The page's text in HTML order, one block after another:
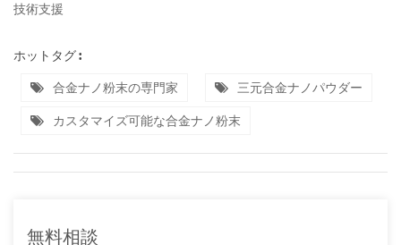
技術支援
ホットタグ :
合金ナノ粉末の専門家 三元合金ナノパウダー
カスタマイズ可能な合金ナノ粉末
無料相談